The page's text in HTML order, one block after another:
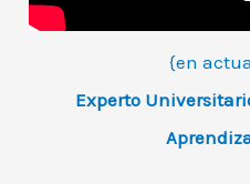
{en
Experto